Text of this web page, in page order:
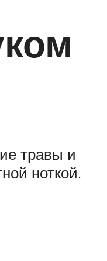
травы и
ноткой.